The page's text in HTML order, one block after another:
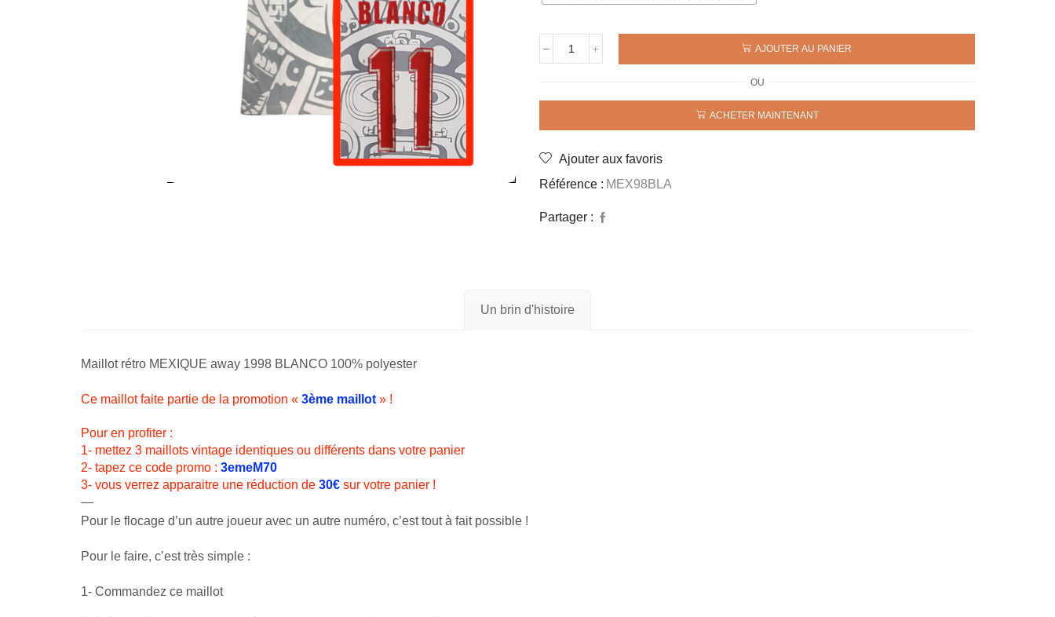
quantité
rétro
away
BLANCO
AJOUTER AU PANIER
OU
ACHETER MAINTENANT
Ajouter aux favoris
Référence : MEX98BLA
Partager :
Un brin d'histoire
Maillot rétro MEXIQUE away 1998 BLANCO 100% polyester
Ce maillot faite partie de la promotion « 3ème maillot » !
Pour en profiter :
1- mettez 3 maillots vintage identiques ou différents dans votre panier
2- tapez ce code promo : 3emeM70
3- vous verrez apparaitre une réduction de 30€ sur votre panier !
—
Pour le flocage d’un autre joueur avec un autre numéro, c’est tout à fait possible !
Pour le faire, c’est très simple :
1- Commandez ce maillot